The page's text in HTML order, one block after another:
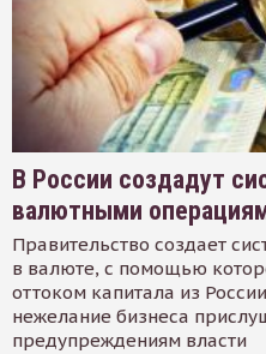
В России создадут
валютными
Правительство создает
в валюте, с помощью
оттоком капитала из
нежелание бизнеса
предупреждениям власти